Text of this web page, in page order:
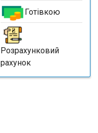
Готівкою
Розрахунковий
рахунок